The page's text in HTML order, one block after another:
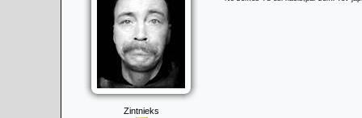
Zintnieks